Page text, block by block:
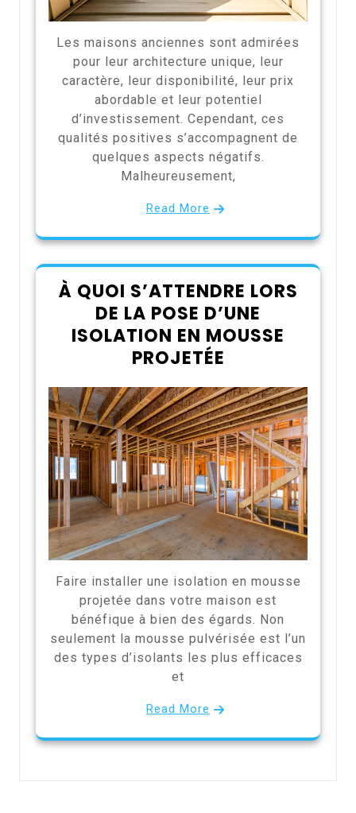
Les maisons anciennes sont admirées
pour leur architecture unique, leur
caractère, leur disponibilité, leur prix
abordable et leur potentiel
d’investissement. Cependant, ces
qualités positives s’accompagnent de
quelques aspects négatifs.
Malheureusement,
Read More
À QUOI S’ATTENDRE LORS
DE LA POSE D’UNE
ISOLATION EN MOUSSE
PROJETÉE
Faire installer une isolation en mousse
projetée dans votre maison est
bénéfique à bien des égards. Non
seulement la mousse pulvérisée est l’un
des types d’isolants les plus efficaces
et
Read More